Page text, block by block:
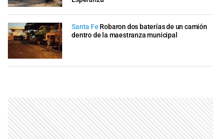
Santa Fe Robaron dos baterías de un camión
dentro de la maestranza municipal